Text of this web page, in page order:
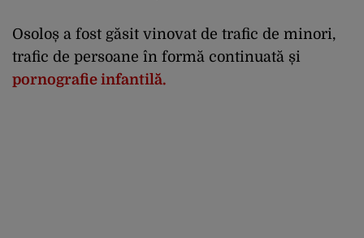
Osoloș a fost găsit vinovat de trafic de minori,
trafic de persoane în formă continuată și
pornografie infantilă.